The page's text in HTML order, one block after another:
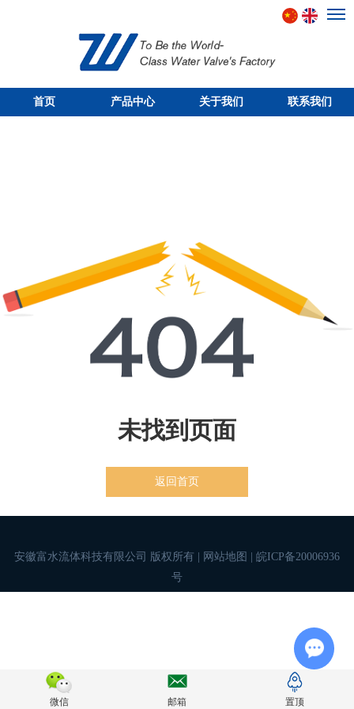
首页 产品中心 关于我们 联系我们
未找到页面
返回首页
安徽富水流体科技有限公司 版权所有 | 网站地图
皖ICP备20006936
号
微信 邮箱 置顶